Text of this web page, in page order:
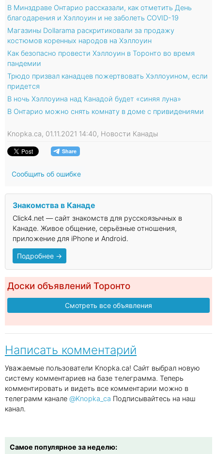
В Минздраве Онтарио рассказали, как отметить День
благодарения и Хэллоуин и не заболеть COVID-19
Магазины Dollarama раскритиковали за продажу
костюмов коренных народов на Хэллоуин
Как безопасно провести Хэллоуин в Торонто во время
пандемии
Трюдо призвал канадцев пожертвовать Хэллоуином, если
придется
В ночь Хэллоуина над Канадой будет «синяя луна»
В Онтарио можно снять комнату в доме с привидениями
Knopka.ca, 01.11.2021 14:40, Новости Канады
Сообщить об ошибке
Знакомства в Канаде
Click4.net — сайт знакомств для русскоязычных в
Канаде. Живое общение, серьёзные отношения,
приложение для iPhone и Android.
Подробнее →
Доски объявлений Торонто
Смотреть все объявления
Написать комментарий
Уважаемые пользователи Knopka.ca! Сайт выбрал новую
систему комментариев на базе телеграмма. Теперь
комментировать и видеть все комментарии можно в
телеграмм канале @Knopka_ca Подписывайтесь на наш
канал.
Самое популярное за неделю: